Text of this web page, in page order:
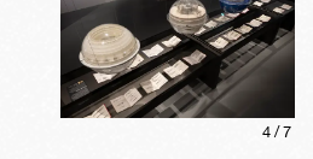
4 /7